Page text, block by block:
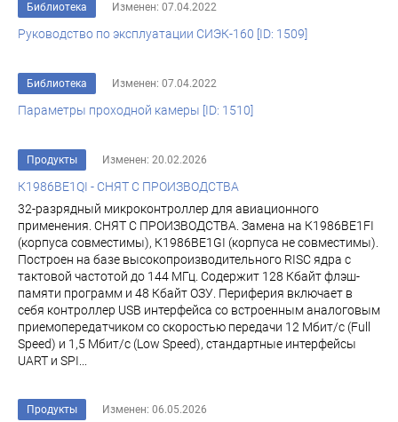
Библиотека Изменен: 07.04.2022
Руководство по эксплуатации СИЭК-160 [ID: 1509]
Библиотека Изменен: 07.04.2022
Параметры проходной камеры [ID: 1510]
Продукты Изменен: 20.02.2026
К1986ВЕ1QI - СНЯТ С ПРОИЗВОДСТВА
32-разрядный микроконтроллер для авиационного
применения. СНЯТ С ПРОИЗВОДСТВА. Замена на К1986ВЕ1FI
(корпуса совместимы), К1986ВЕ1GI (корпуса не совместимы).
Построен на базе высокопроизводительного RISC ядра с
тактовой частотой до 144 МГц. Содержит 128 Кбайт флэш-
памяти программ и 48 Кбайт ОЗУ. Периферия включает в
себя контроллер USB интерфейса со встроенным аналоговым
приемопередатчиком со скоростью передачи 12 Мбит/с (Full
Speed) и 1,5 Мбит/с (Low Speed), стандартные интерфейсы
UART и SPI...
Продукты Изменен: 06.05.2026